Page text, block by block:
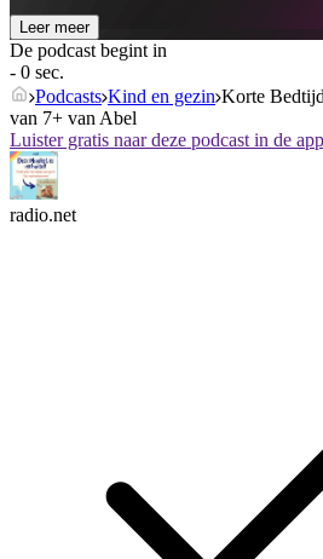
Leer meer
De podcast begint in
- 0 sec.
Podcasts Kind en gezin Korte
van 7+ van Abel
Luister gratis naar deze podcast in de
radio.net